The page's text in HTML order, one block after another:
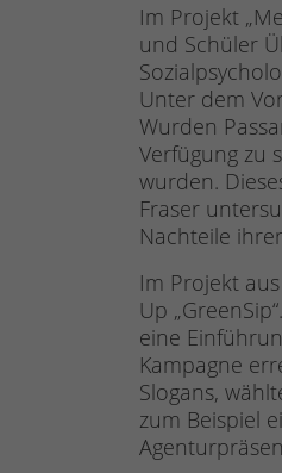
Im Projekt
und Schüler
Unter dem
Wurden
Verfügung zu
wurden.
Fraser
Nachteile
Im Projekt
Up
eine
Kampagne
Slogans,
zum Beispiel